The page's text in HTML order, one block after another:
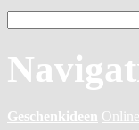
Geschenkideen